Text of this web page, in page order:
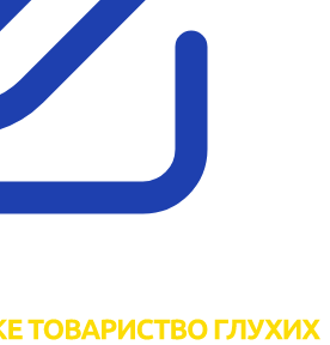
УТОГ
УТОГ
УТОГ
жестова мова